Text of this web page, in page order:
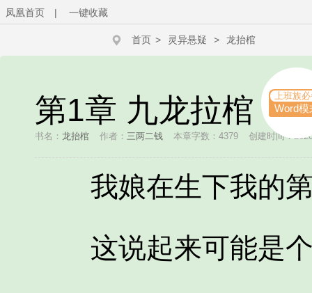
凤凰首页 | 一键收藏
首页 > 灵异悬疑 > 龙抬棺
第1章 九龙拉棺 上班族必
Word模
书名： 龙抬棺 作者： 三两二钱 本章字数：4379 创建时间：
我娘在生下我的第
这说起来可能是个